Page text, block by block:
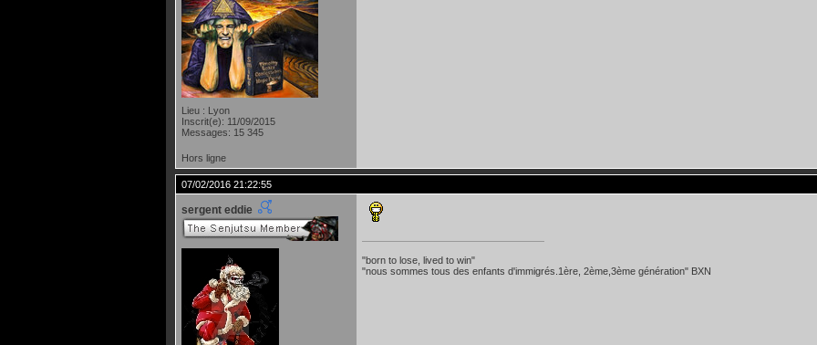
Lieu : Lyon
Inscrit(e): 11/09/2015
Messages: 15 345
Hors ligne
07/02/2016 21:22:55
sergent eddie
"born to lose, lived to win"
"nous sommes tous des enfants d'immigrés.1ère, 2ème,3ème génération" BXN